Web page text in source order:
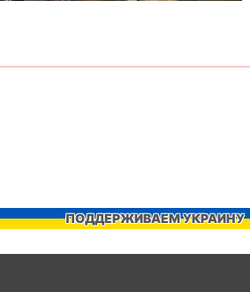
ПОДДЕРЖИВАЕМ УКРАИНУ